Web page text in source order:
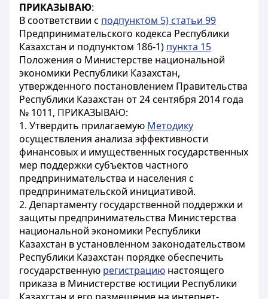
ПРИКАЗЫВАЮ:
В соответствии с подпунктом 5) статьи 99
Предпринимательского кодекса Республики
Казахстан и подпунктом 186-1) пункта 15
Положения о Министерстве национальной
экономики Республики Казахстан,
утвержденного постановлением Правительства
Республики Казахстан от 24 сентября 2014 года
№ 1011, ПРИКАЗЫВАЮ:
1. Утвердить прилагаемую Методику
осуществления анализа эффективности
финансовых и имущественных государственных
мер поддержки субъектов частного
предпринимательства и населения с
предпринимательской инициативой.
2. Департаменту государственной поддержки и
защиты предпринимательства Министерства
национальной экономики Республики
Казахстан в установленном законодательством
Республики Казахстан порядке обеспечить
государственную регистрацию настоящего
приказа в Министерстве юстиции Республики